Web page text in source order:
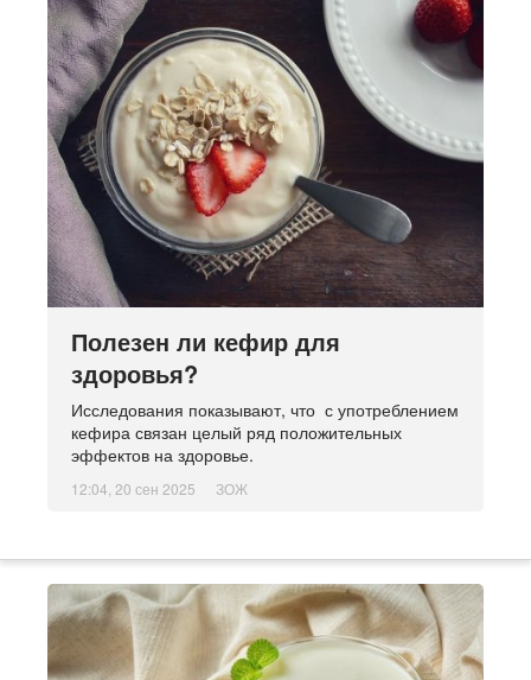
Полезен ли кефир для
здоровья?
Исследования показывают, что с употреблением
кефира связан целый ряд положительных
эффектов на здоровье.
12:04, 20 сен 2025 ЗОЖ